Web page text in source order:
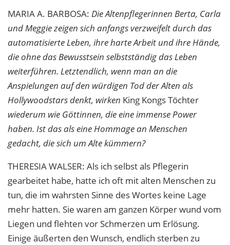
MARIAA. BARBOSA: Die Altenpflegerinnen Berta, Carla
und Meggie zeigen sich anfangs verzweifelt durch das
automatisierte Leben, ihre harte Arbeit und ihre Hände,
die ohne das Bewusstsein selbstständig das Leben
weiterführen. Letztendlich, wenn man an die
Anspielungen auf den würdigen Tod der Alten als
Hollywoodstars denkt, wirken King Kongs Töchter
wiederum wie Göttinnen, die eine immense Power
haben. Ist das als eine Hommage an Menschen
gedacht, die sich um Alte kümmern?
THERESIAWALSER: Als ich selbst als Pflegerin
gearbeitet habe, hatte ich oft mit alten Menschen zu
tun, die im wahrsten Sinne des Wortes keine Lage
mehr hatten. Sie waren am ganzen Körper wund vom
Liegen und flehten vor Schmerzen um Erlösung.
Einige äußerten den Wunsch, endlich sterben zu